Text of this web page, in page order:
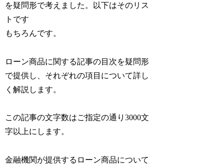
を疑問形で考えました。以下はそのリス
トです
もちろんです。
ローン商品に関する記事の目次を疑問形
で提供し、それぞれの項目について詳し
く解説します。
この記事の文字数はご指定の通り3000文
字以上にします。
金融機関が提供するローン商品について